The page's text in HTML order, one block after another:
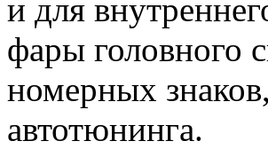
и для
фары головного
номерных
автотюнинга.